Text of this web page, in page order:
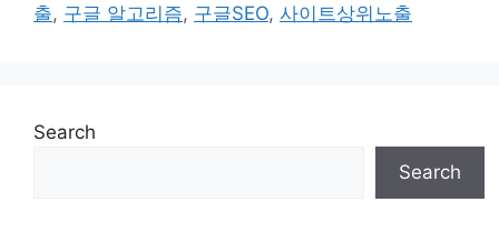
출, 구글 알고리즘, 구글SEO, 사이트상위노출
Search
Search